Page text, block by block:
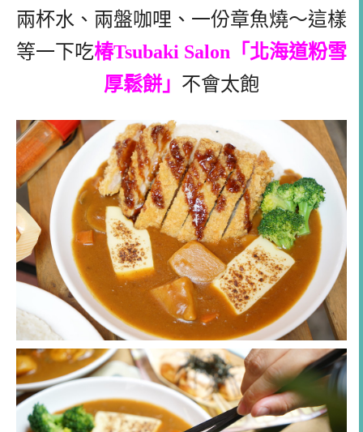
兩杯水、兩盤咖哩、一份章魚燒～這樣
等一下吃椿Tsubaki Salon「北海道粉雪
厚鬆餅」 不會太飽